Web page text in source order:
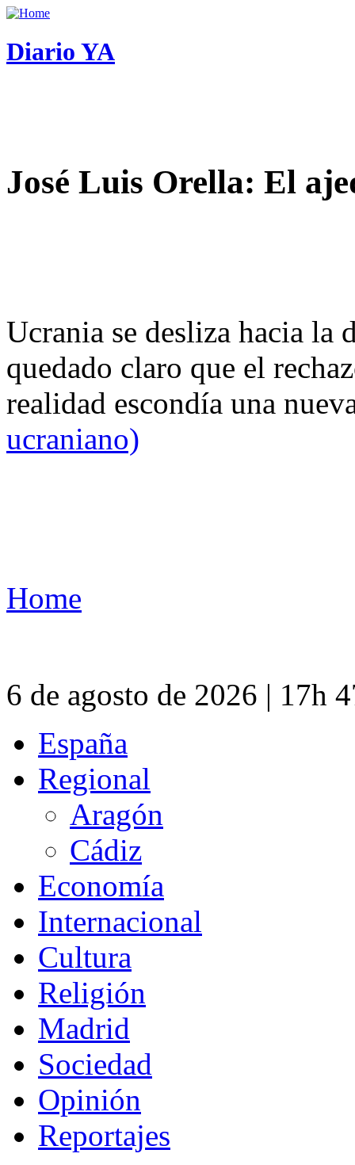
Diario YA
José Luis Orella: El
Ucrania se desliza hacia
quedado claro que el
realidad escondía una
ucraniano)
Home
6 de agosto de 2026 | 17h
España
Regional
Aragón
Cádiz
Economía
Internacional
Cultura
Religión
Madrid
Sociedad
Opinión
Reportajes